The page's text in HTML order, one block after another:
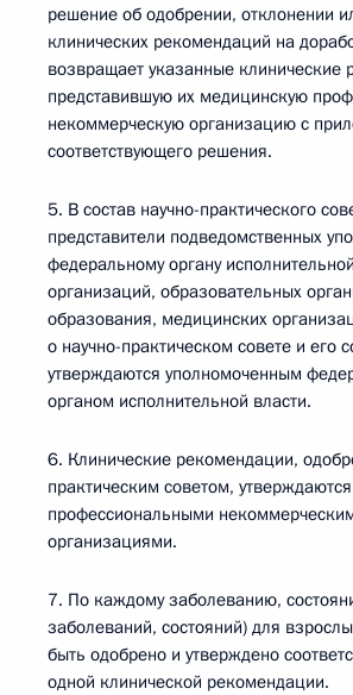
решение об одобрении, отклонении
клинических рекомендаций на
возвращает указанные клинические
представившую их медицинскую
некоммерческую организацию с
соответствующего решения.
5. В состав научно-практического
представители подведомственных
федеральному органу
организаций, образовательных
образования, медицинских
о научно-практическом совете и его
утверждаются уполномоченным
органом исполнительной власти.
6. Клинические рекомендации,
практическим советом,
профессиональными
организациями.
7. По каждому заболеванию,
заболеваний, состояний) для
быть одобрено и утверждено
одной клинической рекомендации.